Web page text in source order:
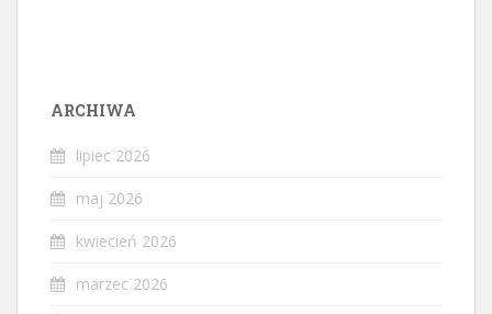
ARCHIWA
lipiec 2026
maj 2026
kwiecień 2026
marzec 2026